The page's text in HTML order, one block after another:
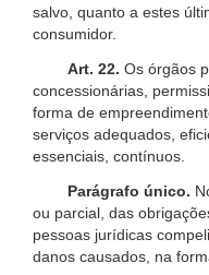
salvo, quanto a estes
consumidor.
Art. 22. Os órgãos
concessionárias,
forma de
serviços adequados,
essenciais, contínuos.
Parágrafo único.
ou parcial, das
pessoas jurídicas
danos causados, na